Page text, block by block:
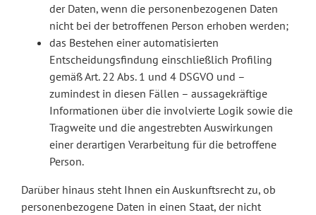
der Daten, wenn die personenbezogenen Daten
nicht bei der betroffenen Person erhoben werden;
das Bestehen einer automatisierten
Entscheidungsfindung einschließlich Profiling
gemäß Art. 22 Abs. 1 und 4 DSGVO und –
zumindest in diesen Fällen – aussagekräftige
Informationen über die involvierte Logik sowie die
Tragweite und die angestrebten Auswirkungen
einer derartigen Verarbeitung für die betroffene
Person.
Darüber hinaus steht Ihnen ein Auskunftsrecht zu, ob
personenbezogene Daten in einen Staat, der nicht